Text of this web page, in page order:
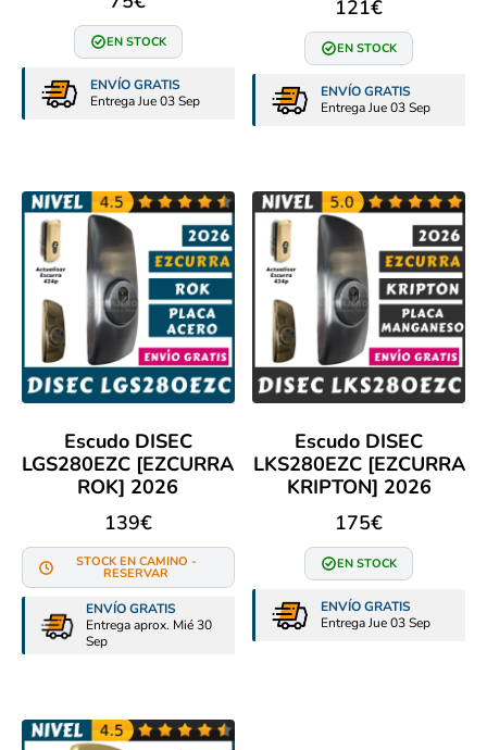
EN STOCK
ENVÍO GRATIS
Entrega Jue 03 Sep
121€
EN STOCK
ENVÍO GRATIS
Entrega Jue 03 Sep
Escudo DISEC
LGS280EZC [EZCURRA
ROK] 2026
139€
STOCK EN CAMINO -
RESERVAR
ENVÍO GRATIS
Entrega aprox. Mié 30
Sep
Escudo DISEC
LKS280EZC [EZCURRA
KRIPTON] 2026
175€
EN STOCK
ENVÍO GRATIS
Entrega Jue 03 Sep